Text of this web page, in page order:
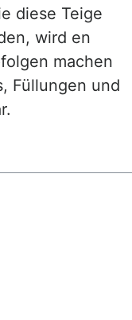
diese Teige
wird en
machen
Füllungen und